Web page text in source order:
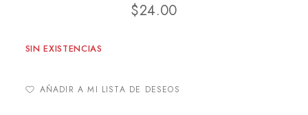
$24.00
SIN EXISTENCIAS
AÑADIR A MI LISTA DE DESEOS